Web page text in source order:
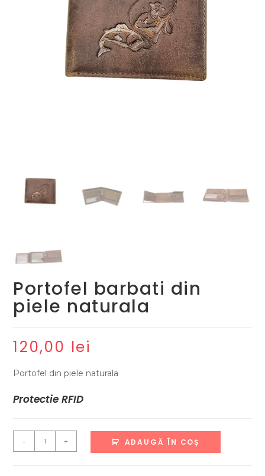
Portofel barbati din
piele naturala
120,00 lei
Portofel din piele naturala
Protectie RFID
Cantitate
Portofel
- + ADAUGĂ ÎN COȘ